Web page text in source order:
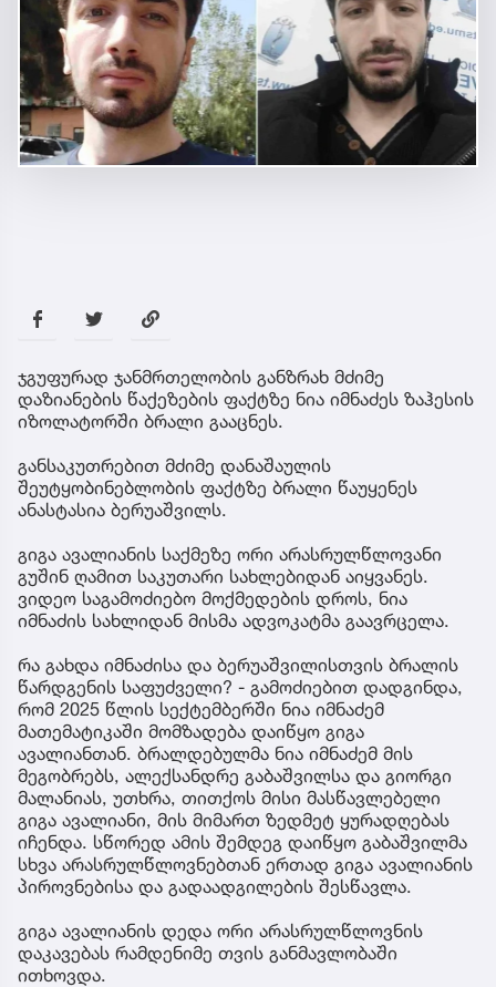
ჯგუფურად ჯანმრთელობის განზრახ მძიმე
დაზიანების წაქეზების ფაქტზე ნია იმნაძეს ზაჰესის
იზოლატორში ბრალი გააცნეს.
განსაკუთრებით მძიმე დანაშაულის
შეუტყობინებლობის ფაქტზე ბრალი წაუყენეს
ანასტასია ბერუაშვილს.
გიგა ავალიანის საქმეზე ორი არასრულწლოვანი
გუშინ ღამით საკუთარი სახლებიდან აიყვანეს.
ვიდეო საგამოძიებო მოქმედების დროს, ნია
იმნაძის სახლიდან მისმა ადვოკატმა გაავრცელა.
რა გახდა იმნაძისა და ბერუაშვილისთვის ბრალის
წარდგენის საფუძველი? - გამოძიებით დადგინდა,
რომ 2025 წლის სექტემბერში ნია იმნაძემ
მათემატიკაში მომზადება დაიწყო გიგა
ავალიანთან. ბრალდებულმა ნია იმნაძემ მის
მეგობრებს, ალექსანდრე გაბაშვილსა და გიორგი
მალანიას, უთხრა, თითქოს მისი მასწავლებელი
გიგა ავალიანი, მის მიმართ ზედმეტ ყურადღებას
იჩენდა. სწორედ ამის შემდეგ დაიწყო გაბაშვილმა
სხვა არასრულწლოვნებთან ერთად გიგა ავალიანის
პიროვნებისა და გადაადგილების შესწავლა.
გიგა ავალიანის დედა ორი არასრულწლოვნის
დაკავებას რამდენიმე თვის განმავლობაში
ითხოვდა.